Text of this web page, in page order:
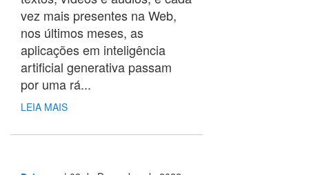
vez mais presentes na Web,
nos últimos meses, as
aplicações em inteligência
artificial generativa passam
por uma rá...
LEIA MAIS